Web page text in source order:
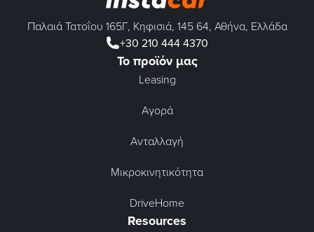
Παλαιά Τατοΐου 165Γ, Κηφισιά, 145 64, Αθήνα, Ελλάδα
+30 210 444 4370
Το προϊόν μας
Leasing
Αγορά
Ανταλλαγή
Μικροκινητικότητα
DriveHome
Resources